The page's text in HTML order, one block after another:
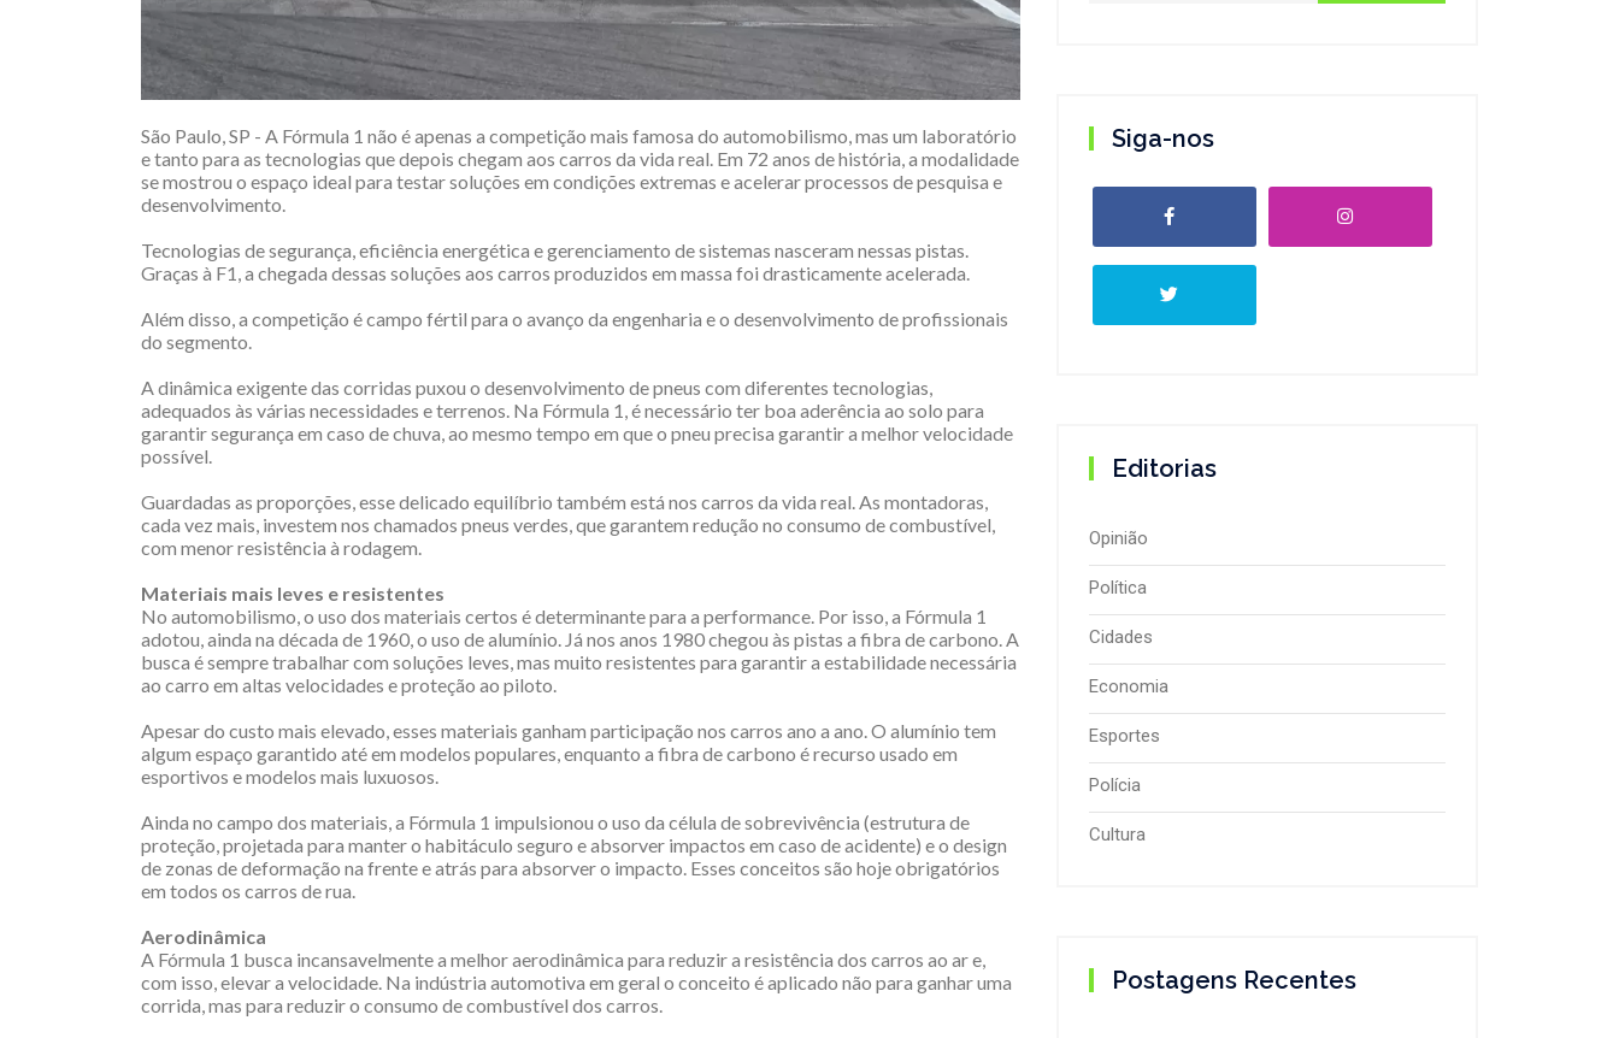
São Paulo, SP - A Fórmula 1 não é apenas a competição mais famosa do automobilismo, mas um laboratório
e tanto para as tecnologias que depois chegam aos carros da vida real. Em 72 anos de história, a modalidade
se mostrou o espaço ideal para testar soluções em condições extremas e acelerar processos de pesquisa e
desenvolvimento.
Tecnologias de segurança, eficiência energética e gerenciamento de sistemas nasceram nessas pistas.
Graças à F1, a chegada dessas soluções aos carros produzidos em massa foi drasticamente acelerada.
Além disso, a competição é campo fértil para o avanço da engenharia e o desenvolvimento de profissionais
do segmento.
A dinâmica exigente das corridas puxou o desenvolvimento de pneus com diferentes tecnologias,
adequados às várias necessidades e terrenos. Na Fórmula 1, é necessário ter boa aderência ao solo para
garantir segurança em caso de chuva, ao mesmo tempo em que o pneu precisa garantir a melhor velocidade
possível.
Guardadas as proporções, esse delicado equilíbrio também está nos carros da vida real. As montadoras,
cada vez mais, investem nos chamados pneus verdes, que garantem redução no consumo de combustível,
com menor resistência à rodagem.
Materiais mais leves e resistentes
No automobilismo, o uso dos materiais certos é determinante para a performance. Por isso, a Fórmula 1
adotou, ainda na década de 1960, o uso de alumínio. Já nos anos 1980 chegou às pistas a fibra de carbono. A
busca é sempre trabalhar com soluções leves, mas muito resistentes para garantir a estabilidade necessária
ao carro em altas velocidades e proteção ao piloto.
Apesar do custo mais elevado, esses materiais ganham participação nos carros ano a ano. O alumínio tem
algum espaço garantido até em modelos populares, enquanto a fibra de carbono é recurso usado em
esportivos e modelos mais luxuosos.
Ainda no campo dos materiais, a Fórmula 1 impulsionou o uso da célula de sobrevivência (estrutura de
proteção, projetada para manter o habitáculo seguro e absorver impactos em caso de acidente) e o design
de zonas de deformação na frente e atrás para absorver o impacto. Esses conceitos são hoje obrigatórios
em todos os carros de rua.
Aerodinâmica
A Fórmula 1 busca incansavelmente a melhor aerodinâmica para reduzir a resistência dos carros ao ar e,
com isso, elevar a velocidade. Na indústria automotiva em geral o conceito é aplicado não para ganhar uma
corrida, mas para reduzir o consumo de combustível dos carros.
Siga-nos
Editorias
Opinião
Política
Cidades
Economia
Esportes
Polícia
Cultura
Postagens Recentes